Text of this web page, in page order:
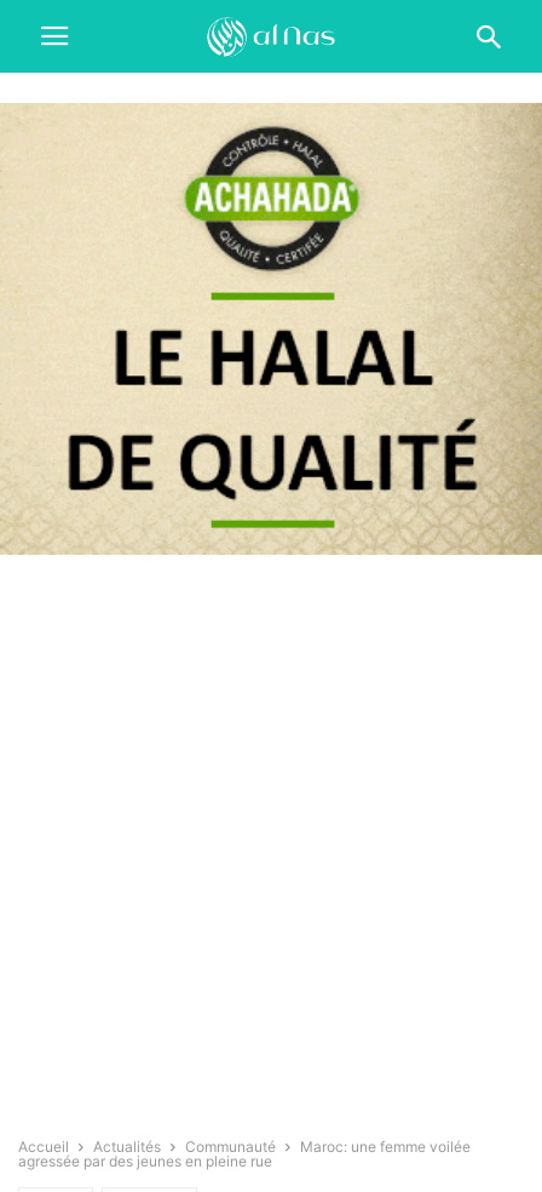
Accueil Actualités Communauté
Maroc: une femme voilée
agressée par des jeunes en pleine rue